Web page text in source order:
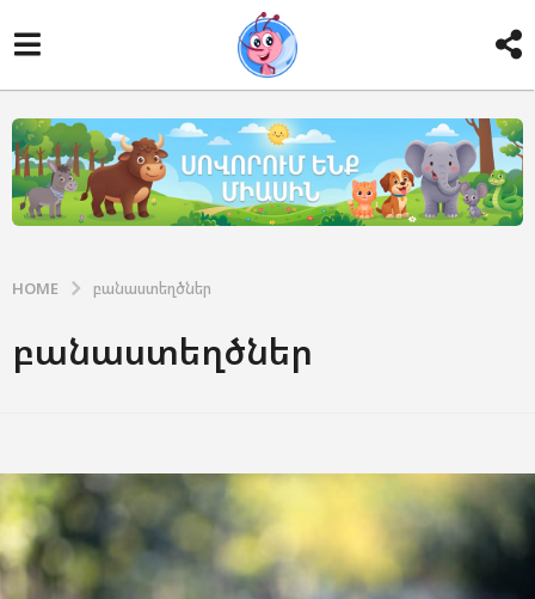
HOME բանաստեղծներ
բանաստեղծներ